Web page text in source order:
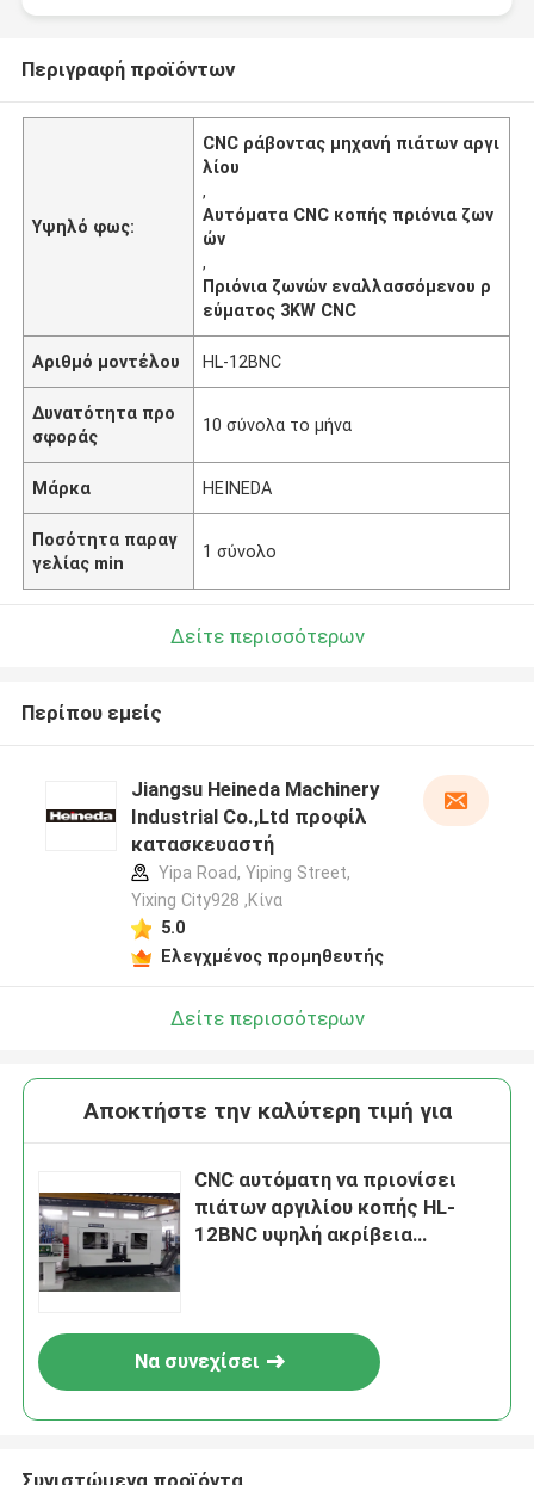
Περιγραφή προϊόντων
Υψηλό φως:
CNC ράβοντας μηχανή πιάτων αργι
λίου
,
Αυτόματα CNC κοπής πριόνια ζων
ών
,
Πριόνια ζωνών εναλλασσόμενου ρ
εύματος 3KW CNC
Αριθμό μοντέλου HL-12BNC
Δυνατότητα προ
σφοράς
10 σύνολα το μήνα
Μάρκα HEINEDA
Ποσότητα παραγ
γελίας min
1 σύνολο
Δείτε περισσότερων
Περίπου εμείς
Jiangsu Heineda Machinery
Industrial Co.,Ltd προφίλ
κατασκευαστή
Yipa Road, Yiping Street,
Yixing City928 ,Κίνα
5.0
Ελεγχμένος προμηθευτής
Δείτε περισσότερων
Αποκτήστε την καλύτερη τιμή για
CNC αυτόματη να πριονίσει
πιάτων αργιλίου κοπής HL-
12BNC υψηλή ακρίβεια
Να συνεχίσει
Συνιστώμενα προϊόντα